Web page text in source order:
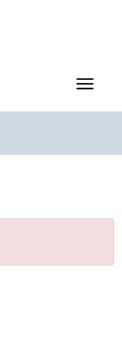
Toggle